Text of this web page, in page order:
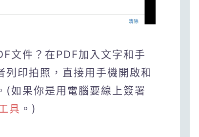
文件？在PDF加入文字和手
印拍照，直接用手機開啟和
(如果你是用電腦要線上簽署
具 。)